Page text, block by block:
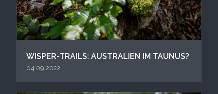
WISPER-TRAILS: AUSTRALIEN IM TAUNUS?
04.09.2022